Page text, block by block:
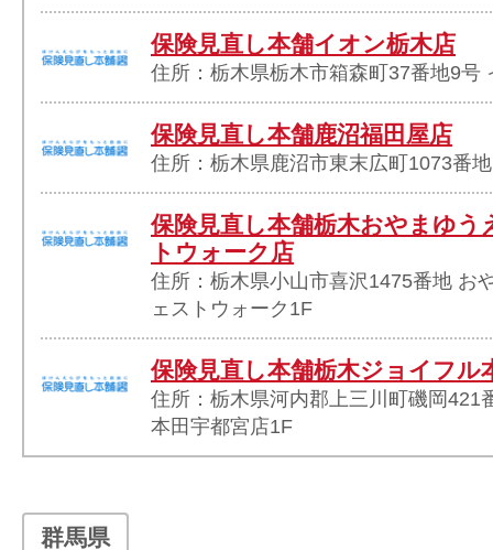
保険見直し本舗イオン栃木店
住所：栃木県栃木市箱森町37番地9号
保険見直し本舗鹿沼福田屋店
住所：栃木県鹿沼市東末広町1073番
保険見直し本舗栃木おやまゆう
トウォーク店
住所：栃木県小山市喜沢1475番地 お
ェストウォーク1F
保険見直し本舗栃木ジョイフル
住所：栃木県河内郡上三川町磯岡421
本田宇都宮店1F
群馬県